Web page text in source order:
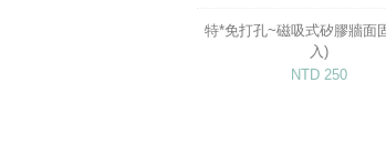
特*免打孔~磁吸式矽膠牆面
入)
NTD 250